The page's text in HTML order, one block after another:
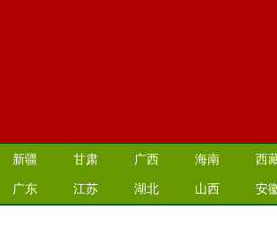
新疆 甘肃 广西 海南 西
广东 江苏 湖北 山西 安